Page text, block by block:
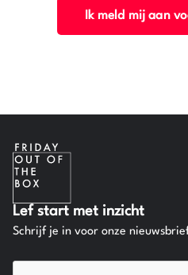
Ik meld mij aan
Lef start met inzicht
Schrijf je in voor onze
CAPTCHA